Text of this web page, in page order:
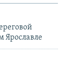
Ярославле